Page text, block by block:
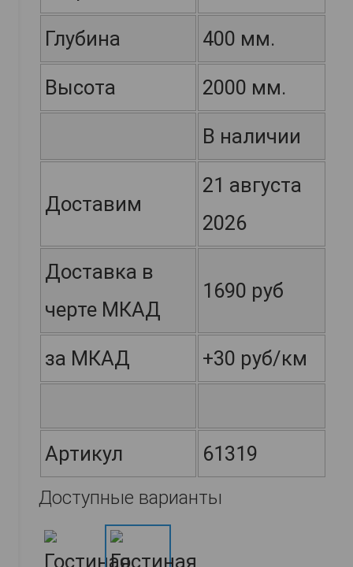
Глубина 400 мм.
Высота 2000 мм.
В наличии
Доставим
21 августа
2026
Доставка в
черте МКАД
1690 руб
за МКАД +30 руб/км
Артикул 61319
Доступные варианты